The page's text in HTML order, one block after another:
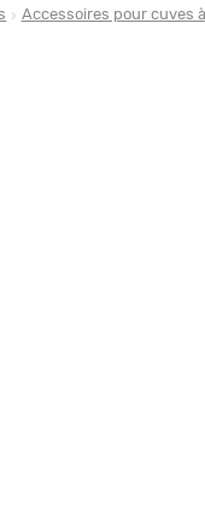
Accessoires pour cuves